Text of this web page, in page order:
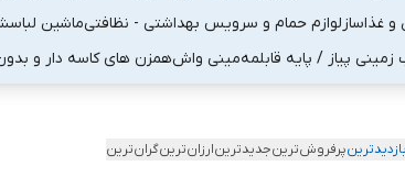
غذاسازلوازم حمام و سرویس بهداشتی - نظافتیماشین
پیاز / پایه قابلمهمینی واشهمزن های کاسه دار و
پرفروش‌ترینجدیدترینارزان‌ترینگران‌ترین